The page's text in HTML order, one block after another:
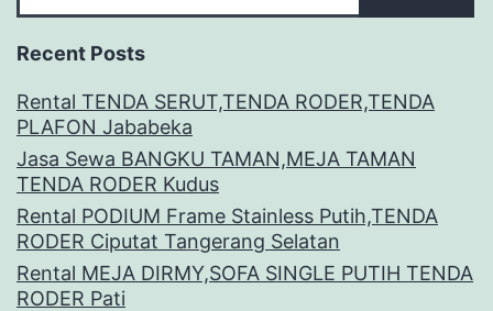
Recent Posts
Rental TENDA SERUT,TENDA RODER,TENDA
PLAFON Jababeka
Jasa Sewa BANGKU TAMAN,MEJA TAMAN
TENDA RODER Kudus
Rental PODIUM Frame Stainless Putih,TENDA
RODER Ciputat Tangerang Selatan
Rental MEJA DIRMY,SOFA SINGLE PUTIH TENDA
RODER Pati